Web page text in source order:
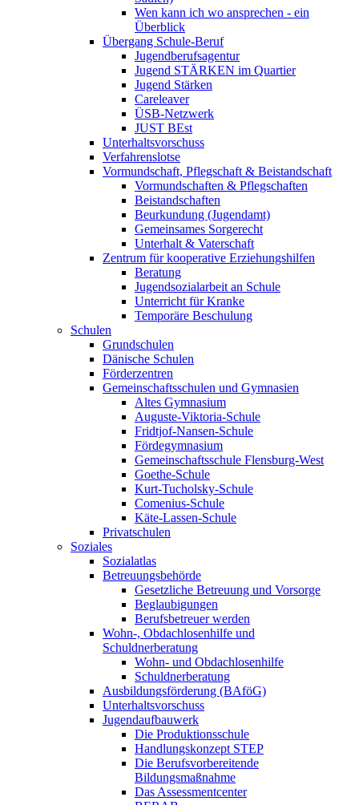
Wen kann ich wo ansprechen - ein
Überblick
Übergang Schule-Beruf
Jugendberufsagentur
Jugend STÄRKEN im Quartier
Jugend Stärken
Careleaver
ÜSB-Netzwerk
JUST BEst
Unterhaltsvorschuss
Verfahrenslotse
Vormundschaft, Pflegschaft & Beistandschaft
Vormundschaften & Pflegschaften
Beistandschaften
Beurkundung (Jugendamt)
Gemeinsames Sorgerecht
Unterhalt & Vaterschaft
Zentrum für kooperative Erziehungshilfen
Beratung
Jugendsozialarbeit an Schule
Unterricht für Kranke
Temporäre Beschulung
Schulen
Grundschulen
Dänische Schulen
Förderzentren
Gemeinschaftsschulen und Gymnasien
Altes Gymnasium
Auguste-Viktoria-Schule
Fridtjof-Nansen-Schule
Fördegymnasium
Gemeinschaftsschule Flensburg-West
Goethe-Schule
Kurt-Tucholsky-Schule
Comenius-Schule
Käte-Lassen-Schule
Privatschulen
Soziales
Sozialatlas
Betreuungsbehörde
Gesetzliche Betreuung und Vorsorge
Beglaubigungen
Berufsbetreuer werden
Wohn-, Obdachlosenhilfe und
Schuldnerberatung
Wohn- und Obdachlosenhilfe
Schuldnerberatung
Ausbildungsförderung (BAföG)
Unterhaltsvorschuss
Jugendaufbauwerk
Die Produktionsschule
Handlungskonzept STEP
Die Berufsvorbereitende
Bildungsmaßnahme
Das Assessmentcenter